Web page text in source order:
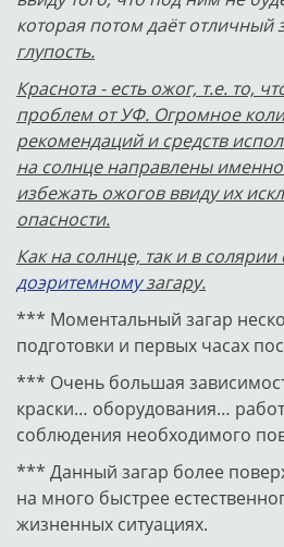
которая потом даёт отличный
глупость.
Краснота - есть ожог, т.е. то,
проблем от УФ. Огромное
рекомендаций и средств
на солнце направлены
избежать ожогов ввиду их
опасности.
Как на солнце, так и в солярии
доэритемномузагару.
*** Моментальный загар
подготовки и первых часах
*** Очень большая
краски… оборудования…
соблюдения необходимого
*** Данный загар более
на много быстрее
жизненных ситуациях.